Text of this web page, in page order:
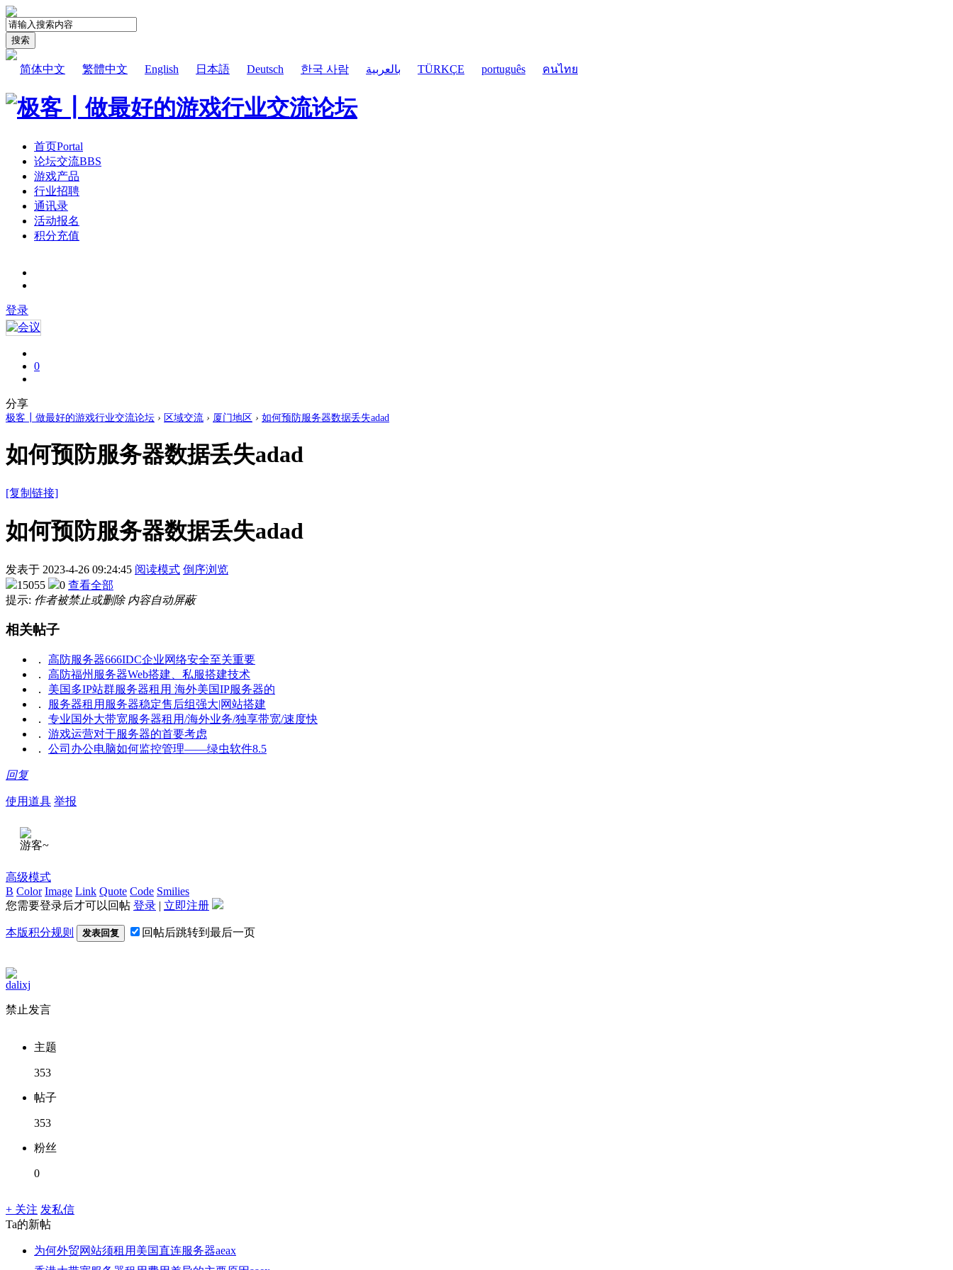
搜索
简体中文 繁體中文 English 日本語 Deutsch 한국 사람 بالعربية TÜRKÇE português คนไทย
首页Portal
论坛交流BBS
游戏产品
行业招聘
通讯录
活动报名
积分充值
登录
0
分享
极客┃做最好的游戏行业交流论坛 › 区域交流 › 厦门地区 › 如何预防服务器数据丢失adad
如何预防服务器数据丢失adad
[复制链接]
如何预防服务器数据丢失adad
发表于 2023-4-26 09:24:45 阅读模式 倒序浏览
15055
0 查看全部
提示: 作者被禁止或删除 内容自动屏蔽
相关帖子
． 高防服务器666IDC企业网络安全至关重要
． 高防福州服务器Web搭建、私服搭建技术
． 美国多IP站群服务器租用 海外美国IP服务器的
．
服务器租用服务器稳定售后组强大|网站搭建
． 专业国外大带宽服务器租用/海外业务/独享带宽/速度快
． 游戏运营对于服务器的首要考虑
． 公司办公电脑如何监控管理——绿虫软件8.5
回复
使用道具 举报
游客~
高级模式
B Color Image Link Quote Code Smilies
您需要登录后才可以回帖 登录 | 立即注册
本版积分规则 发表回复 回帖后跳转到最后一页
dalixj
禁止发言
主题
353
帖子
353
粉丝
0
+ 关注 发私信
Ta的新帖
为何外贸网站须租用美国直连服务器aeax